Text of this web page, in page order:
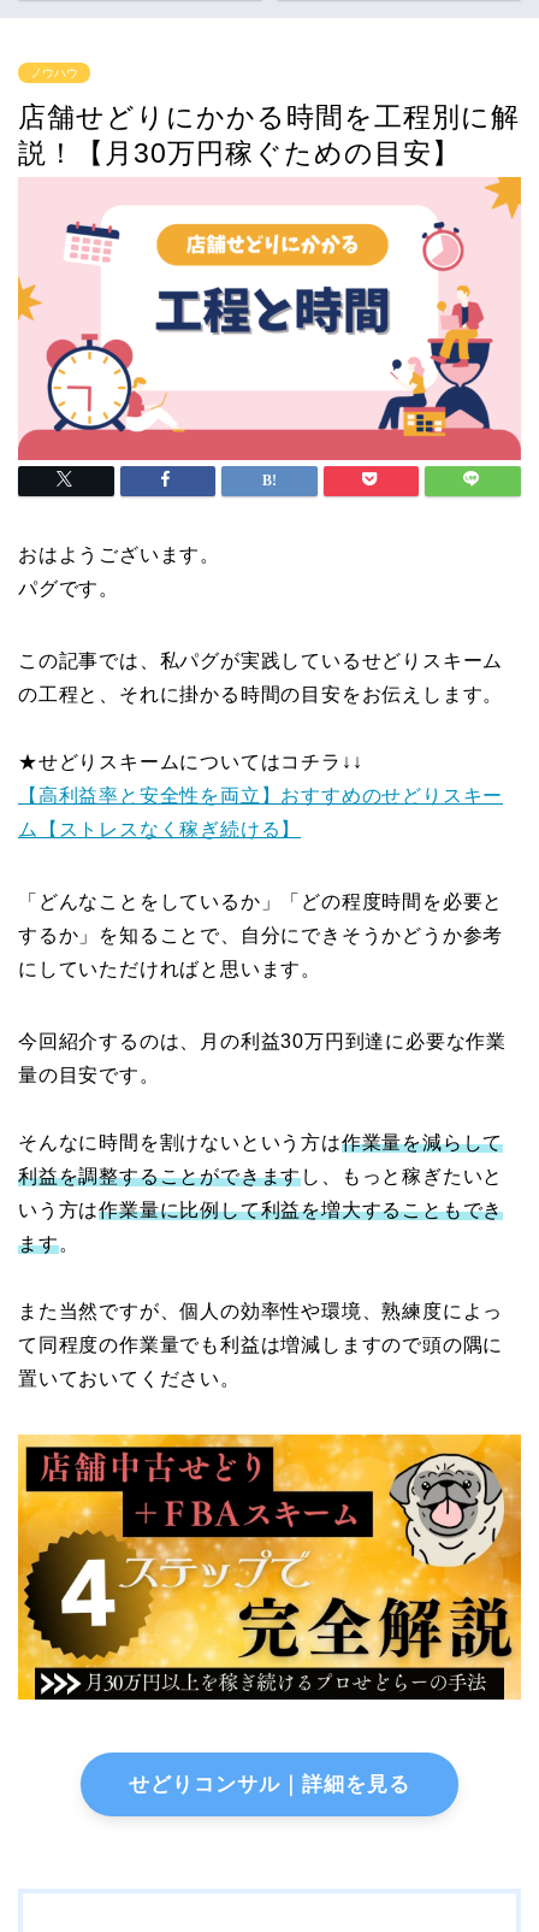
ノウハウ
店舗せどりにかかる時間を工程別に解
説！【月30万円稼ぐための目安】
おはようございます。
パグです。
この記事では、私パグが実践しているせどりスキーム
の工程と、それに掛かる時間の目安をお伝えします。
★せどりスキームについてはコチラ↓↓
【高利益率と安全性を両立】おすすめのせどりスキー
ム【ストレスなく稼ぎ続ける】
「どんなことをしているか」「どの程度時間を必要と
するか」を知ることで、自分にできそうかどうか参考
にしていただければと思います。
今回紹介するのは、月の利益30万円到達に必要な作業
量の目安です。
そんなに時間を割けないという方は作業量を減らして
利益を調整することができますし、もっと稼ぎたいと
いう方は作業量に比例して利益を増大することもでき
ます。
また当然ですが、個人の効率性や環境、熟練度によっ
て同程度の作業量でも利益は増減しますので頭の隅に
置いておいてください。
せどりコンサル｜詳細を見る